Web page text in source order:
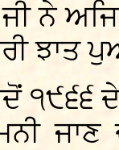
ਨੇ
ਝਾਤ
੧੯੬੬
ਜਾਣ